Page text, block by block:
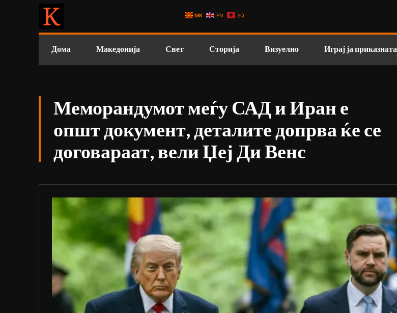
Дома Македонија Свет Сторија Визуелно Играј ја приказната
Меморандумот меѓу САД и Иран е
општ документ, деталите допрва ќе се
договараат, вели Џеј Ди Венс
MK EN SQ